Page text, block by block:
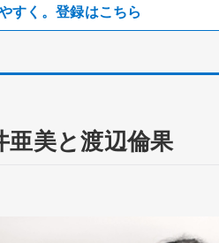
すく。登録はこちら
美と渡辺倫果